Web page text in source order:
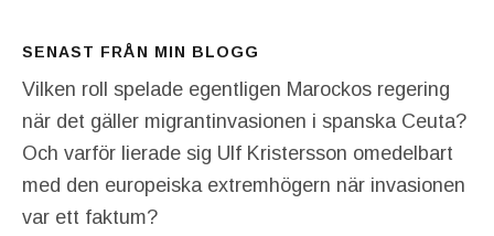
SENAST FRÅN MIN BLOGG
Vilken roll spelade egentligen Marockos regering
när det gäller migrantinvasionen i spanska Ceuta?
Och varför lierade sig Ulf Kristersson omedelbart
med den europeiska extremhögern när invasionen
var ett faktum?